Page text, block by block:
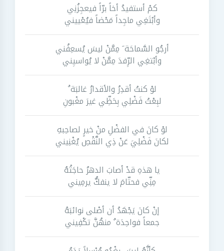
كمْ أستفيدُ أخاً برّاً فيعجِزُنِي
وأبْتَغِي ماجِداً مَحْضاً فيُعْييني
أرجُو السَّماحَة َ مِمَّنْ ليسَ يُسعِفُني
وأبْتغِي الرِّفدَ مِمَّنْ لا يُواسيِني
لوْ كنتُ أقدِرُ والأقدارُ غالبَة ٌ
لبِعْتُ فَضْلِي بِحَظِّي غيرَ مغْبونِ
لوْ كانَ في الفضْلِ منْ خيرٍ لصاحِبهِ
لكانَ فَضْلِيَ عَنْ ذِي النَّقْصِ يُغْنِيني
يا هذهِ قدْ أصابَ الدهرُ حاجَتُهُ
مِنِّي فحتّامَ لا ينفكُّ يرمِيني
إنْ كانَ يَجْهَدُ أن أصْلى نوائبَهُ
جمعاً فواحِدَة ٌ منهُنَّ تكْفِيني